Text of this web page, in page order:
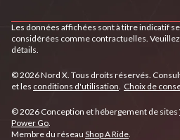
Les données affichées sont à titre indicatif
considérées comme contractuelles.
détails.
© 2026 Nord X. Tous droits réservés.
et les conditions d'utilisation. Choix de
© 2026 Conception et hébergement de sites
Power Go.
Membre du réseau Shop A Ride.